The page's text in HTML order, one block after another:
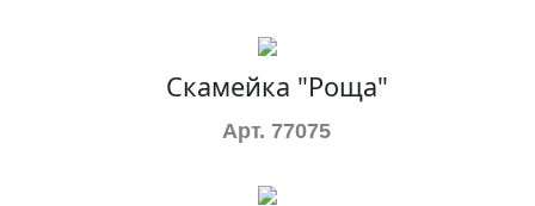
Скамейка "Роща"
Арт. 77075